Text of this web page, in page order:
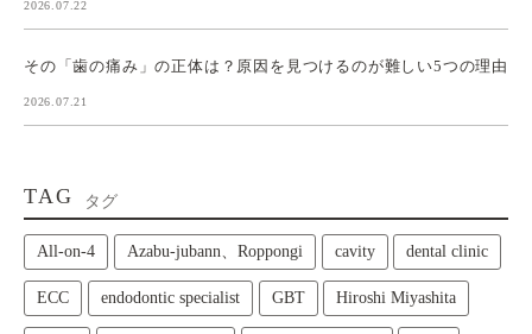
2026.07.22
その「歯の痛み」の正体は？原因を見つけるのが難しい5つの理由
2026.07.21
TAG タグ
All‑on‑4 Azabu-jubann、Roppongi cavity dental clinic
ECC endodontic specialist GBT Hiroshi Miyashita